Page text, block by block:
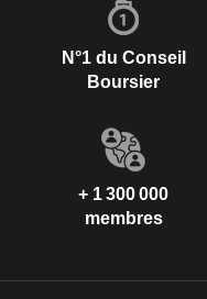
N°1 du Conseil
Boursier
+ 1 300 000
membres